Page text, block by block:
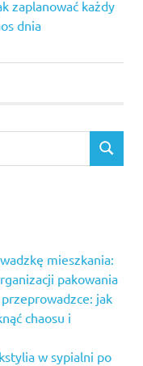
zaplanować każdy
dnia
SEARCH
mieszkania:
pakowania
jak
chaosu i
w sypialni po